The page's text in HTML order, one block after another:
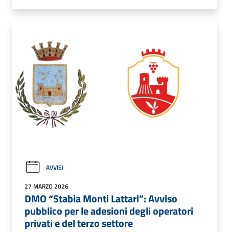
AVVISI
27 MARZO 2026
DMO “Stabia Monti Lattari”: Avviso
pubblico per le adesioni degli operatori
privati e del terzo settore